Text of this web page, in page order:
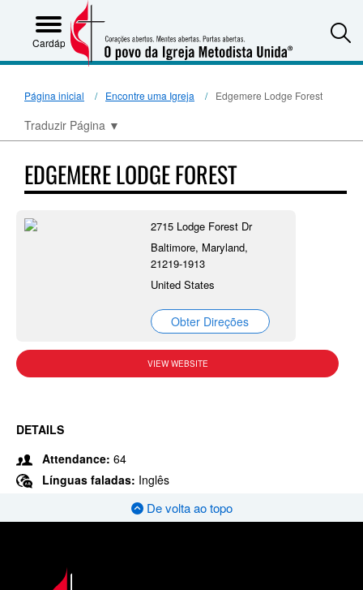
Cardápio
Página inicial Encontre uma Igreja Edgemere Lodge Forest
Traduzir Página ▼
EDGEMERE LODGE FOREST
2715 Lodge Forest Dr
Baltimore, Maryland,
21219-1913
United States
Obter Direções
VIEW WEBSITE
DETAILS
Attendance: 64
Línguas faladas: Inglês
De volta ao topo